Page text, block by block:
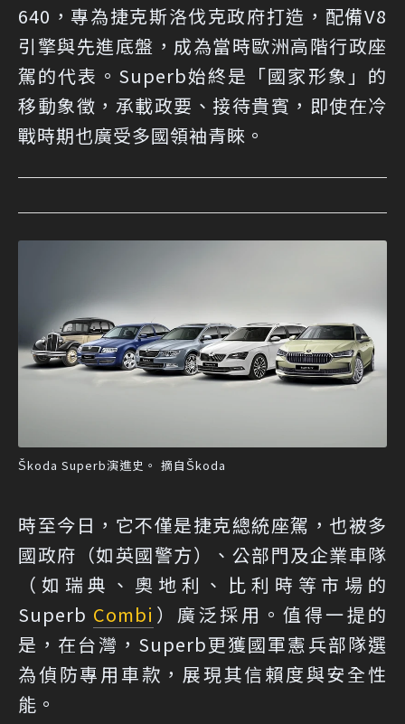
640，專為捷克斯洛伐克政府打造，配備V8
引擎與先進底盤，成為當時歐洲高階行政座
駕的代表。Superb始終是「國家形象」的
移動象徵，承載政要、接待貴賓，即使在冷
戰時期也廣受多國領袖青睞。
Škoda Superb演進史。 摘自Škoda
時至今日，它不僅是捷克總統座駕，也被多
國政府（如英國警方）、公部門及企業車隊
（如瑞典、奧地利、比利時等市場的
Superb Combi ）廣泛採用。值得一提的
是，在台灣，Superb更獲國軍憲兵部隊選
為偵防專用車款，展現其信賴度與安全性
能。